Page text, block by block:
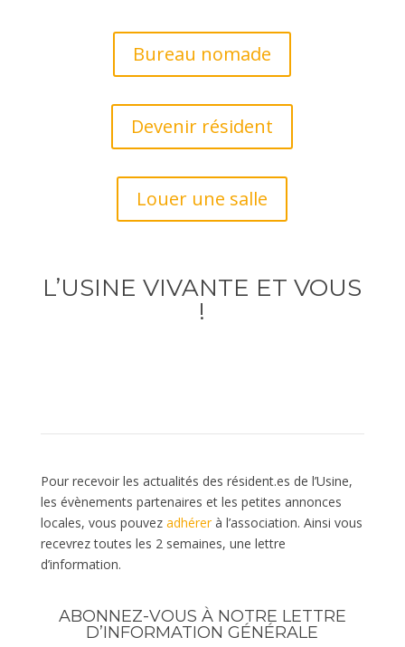
Bureau nomade
Devenir résident
Louer une salle
L’USINE VIVANTE ET VOUS
!
Pour recevoir les actualités des résident.es de l’Usine,
les évènements partenaires et les petites annonces
locales, vous pouvez adhérerà l’association. Ainsi vous
recevrez toutes les 2 semaines, une lettre
d’information.
ABONNEZ-VOUS À NOTRE LETTRE
D’INFORMATION GÉNÉRALE